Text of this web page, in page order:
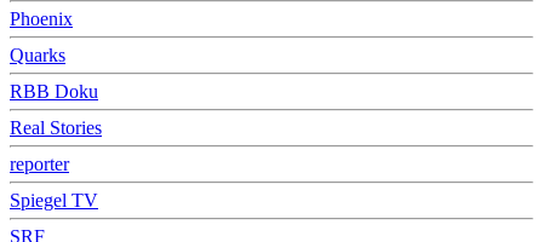
Phoenix
Quarks
RBB Doku
Real Stories
reporter
Spiegel TV
SRF